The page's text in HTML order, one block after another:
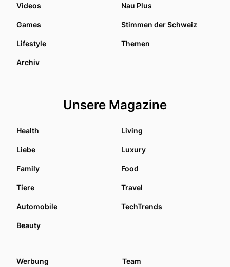
Videos Nau Plus
Games Stimmen der Schweiz
Lifestyle Themen
Archiv
Unsere Magazine
Health Living
Liebe Luxury
Family Food
Tiere Travel
Automobile TechTrends
Beauty
Werbung Team